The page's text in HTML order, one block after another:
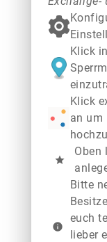
Klick
Klick
an um
star
Oben
info
Bitte
euch
lieber